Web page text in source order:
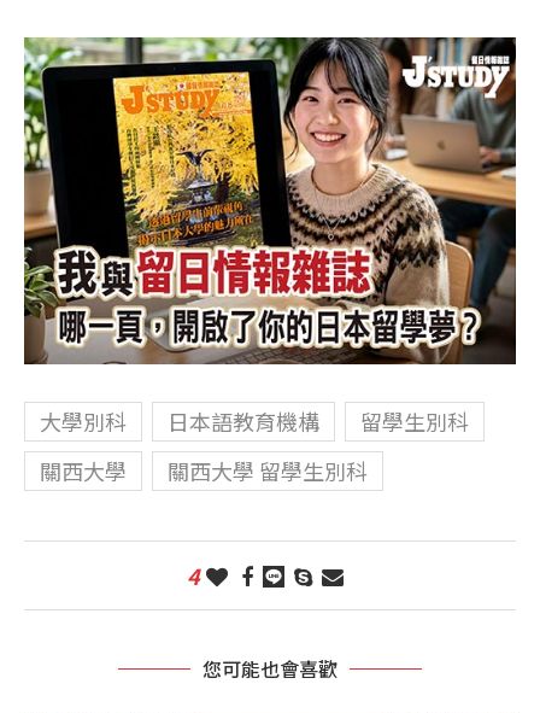
大學別科 日本語教育機構
留學生別科
關西大學
關西大學 留學生別科
4
您可能也會喜歡